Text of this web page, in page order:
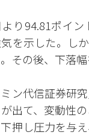
り94.81ポイ
を示した。し
その後、下落
ン代信証券研
出て、変動性
押し圧力を与